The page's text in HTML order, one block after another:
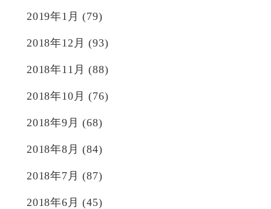
2019年1月 (79)
2018年12月 (93)
2018年11月 (88)
2018年10月 (76)
2018年9月 (68)
2018年8月 (84)
2018年7月 (87)
2018年6月 (45)